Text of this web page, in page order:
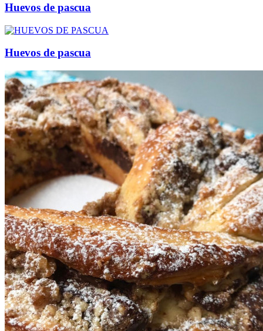
Huevos de pascua
Huevos de pascua